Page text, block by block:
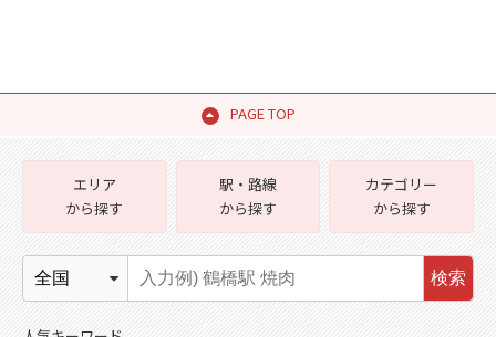
PAGE TOP
エリア
から探す
駅・路線
から探す
カテゴリー
から探す
検索